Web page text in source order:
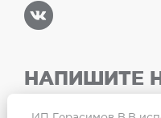
НАПИШИТЕ